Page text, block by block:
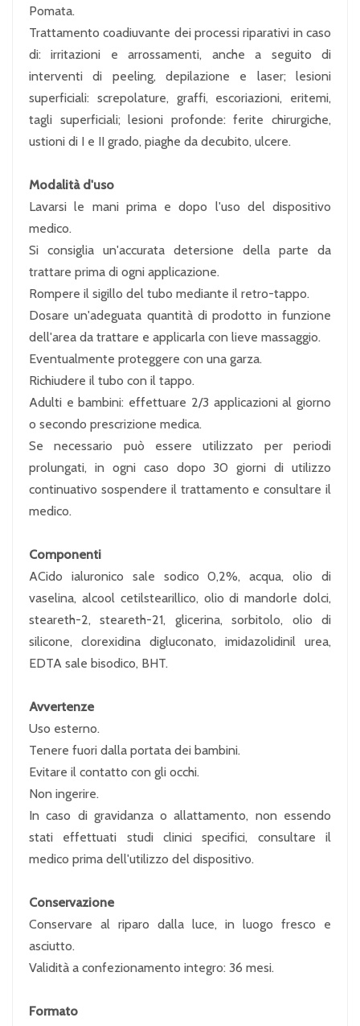
Pomata.
Trattamento coadiuvante dei processi riparativi in caso
di: irritazioni e arrossamenti, anche a seguito di
interventi di peeling, depilazione e laser; lesioni
superficiali: screpolature, graffi, escoriazioni, eritemi,
tagli superficiali; lesioni profonde: ferite chirurgiche,
ustioni di I e II grado, piaghe da decubito, ulcere.
Modalità d'uso
Lavarsi le mani prima e dopo l'uso del dispositivo
medico.
Si consiglia un'accurata detersione della parte da
trattare prima di ogni applicazione.
Rompere il sigillo del tubo mediante il retro-tappo.
Dosare un'adeguata quantità di prodotto in funzione
dell'area da trattare e applicarla con lieve massaggio.
Eventualmente proteggere con una garza.
Richiudere il tubo con il tappo.
Adulti e bambini: effettuare 2/3 applicazioni al giorno
o secondo prescrizione medica.
Se necessario può essere utilizzato per periodi
prolungati, in ogni caso dopo 30 giorni di utilizzo
continuativo sospendere il trattamento e consultare il
medico.
Componenti
ACido ialuronico sale sodico 0,2%, acqua, olio di
vaselina, alcool cetilstearillico, olio di mandorle dolci,
steareth-2, steareth-21, glicerina, sorbitolo, olio di
silicone, clorexidina digluconato, imidazolidinil urea,
EDTA sale bisodico, BHT.
Avvertenze
Uso esterno.
Tenere fuori dalla portata dei bambini.
Evitare il contatto con gli occhi.
Non ingerire.
In caso di gravidanza o allattamento, non essendo
stati effettuati studi clinici specifici, consultare il
medico prima dell'utilizzo del dispositivo.
Conservazione
Conservare al riparo dalla luce, in luogo fresco e
asciutto.
Validità a confezionamento integro: 36 mesi.
Formato